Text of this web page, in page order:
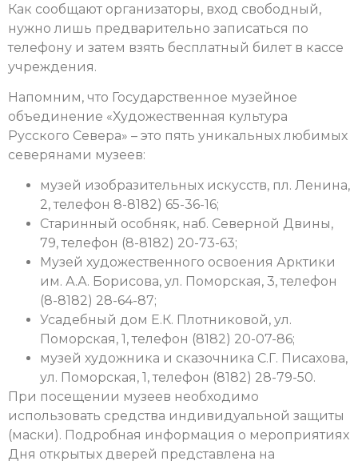
Как сообщают организаторы, вход свободный,
нужно лишь предварительно записаться по
телефону и затем взять бесплатный билет в кассе
учреждения.
Напомним, что Государственное музейное
объединение «Художественная культура
Русского Севера» – это пять уникальных любимых
северянами музеев:
музей изобразительных искусств, пл. Ленина,
2, телефон 8-8182) 65-36-16;
Старинный особняк, наб. Северной Двины,
79, телефон (8-8182) 20-73-63;
Музей художественного освоения Арктики
им. А.А. Борисова, ул. Поморская, 3, телефон
(8-8182) 28-64-87;
Усадебный дом Е.К. Плотниковой, ул.
Поморская, 1, телефон (8182) 20-07-86;
музей художника и сказочника С.Г. Писахова,
ул. Поморская, 1, телефон (8182) 28-79-50.
При посещении музеев необходимо
использовать средства индивидуальной защиты
(маски). Подробная информация о мероприятиях
Дня открытых дверей представлена на